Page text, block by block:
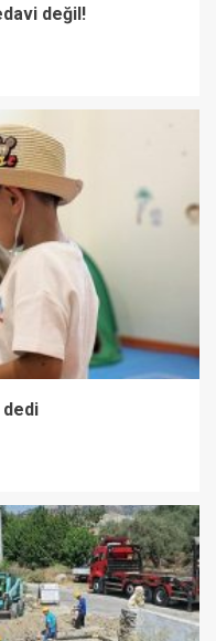
değil!
dedi